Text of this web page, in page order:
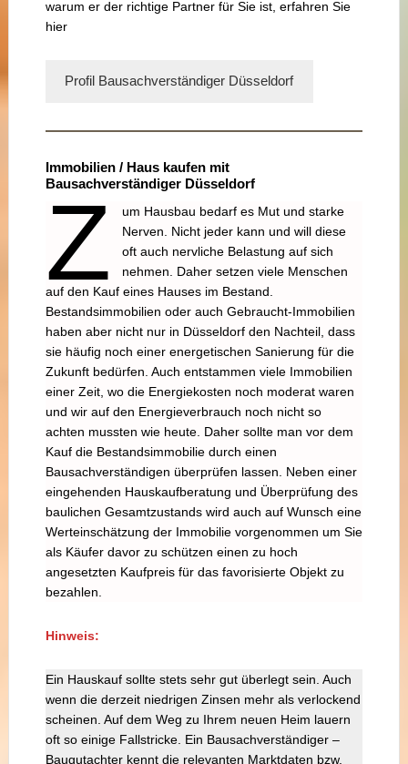
warum er der richtige Partner für Sie ist, erfahren Sie
hier
Profil Bausachverständiger Düsseldorf
Immobilien / Haus kaufen mit
Bausachverständiger Düsseldorf
Z
um Hausbau bedarf es Mut und starke
Nerven. Nicht jeder kann und will diese
oft auch nervliche Belastung auf sich
nehmen. Daher setzen viele Menschen
auf den Kauf eines Hauses im Bestand.
Bestandsimmobilien oder auch Gebraucht-Immobilien
haben aber nicht nur in Düsseldorf den Nachteil, dass
sie häufig noch einer energetischen Sanierung für die
Zukunft bedürfen. Auch entstammen viele Immobilien
einer Zeit, wo die Energiekosten noch moderat waren
und wir auf den Energieverbrauch noch nicht so
achten mussten wie heute. Daher sollte man vor dem
Kauf die Bestandsimmobilie durch einen
Bausachverständigen überprüfen lassen. Neben einer
eingehenden Hauskaufberatung und Überprüfung des
baulichen Gesamtzustands wird auch auf Wunsch eine
Werteinschätzung der Immobilie vorgenommen um Sie
als Käufer davor zu schützen einen zu hoch
angesetzten Kaufpreis für das favorisierte Objekt zu
bezahlen.
Hinweis:
Ein Hauskauf sollte stets sehr gut überlegt sein. Auch
wenn die derzeit niedrigen Zinsen mehr als verlockend
scheinen. Auf dem Weg zu Ihrem neuen Heim lauern
oft so einige Fallstricke. Ein Bausachverständiger –
Baugutachter kennt die relevanten Marktdaten bzw.